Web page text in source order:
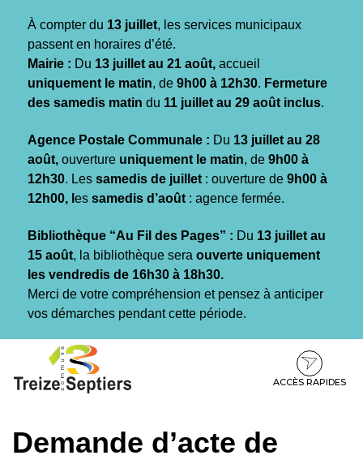
À compter du 13 juillet, les services municipaux
passent en horaires d’été.
Mairie : Du 13 juillet au 21 août, accueil
uniquement le matin, de 9h00 à 12h30. Fermeture
des samedis matin du 11 juillet au 29 août inclus.
Agence Postale Communale : Du 13 juillet au 28
août, ouverture uniquement le matin, de 9h00 à
12h30. Les samedis de juillet : ouverture de 9h00 à
12h00, l es samedis d’août : agence fermée.
Bibliothèque “Au Fil des Pages” : Du 13 juillet au
15 août, la bibliothèque sera ouverte uniquement
les vendredis de 16h30 à 18h30.
Merci de votre compréhension et pensez à anticiper
vos démarches pendant cette période.
contenu
pied
ACCÈS RAPIDES
Demande d’acte de